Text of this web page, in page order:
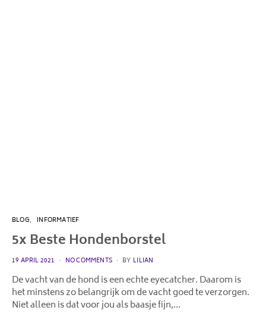
BLOG INFORMATIEF
5x Beste Hondenborstel
POSTED
19 APRIL 2021 NO COMMENTS BY LILIAN
De vacht van de hond is een echte eyecatcher. Daarom is
het minstens zo belangrijk om de vacht goed te verzorgen.
Niet alleen is dat voor jou als baasje fijn,…